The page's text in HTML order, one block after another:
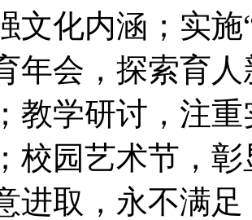
文化内涵；实
年会，探索育
教学研讨，注
校园艺术节，
进取，永不满